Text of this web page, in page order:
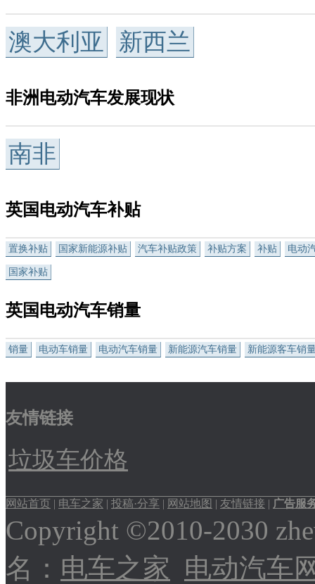
澳大利亚 新西兰
非洲电动汽车发展现状
南非
英国电动汽车补贴
置换补贴 国家新能源补贴 汽车补贴政策 补贴方案 补贴 电动
国家补贴
英国电动汽车销量
销量 电动车销量 电动汽车销量 新能源汽车销量 新能源客车销
友情链接
垃圾车价格
网站首页 | 电车之家 | 投稿·分享 | 网站地图 | 友情链接 | 广告服
Copyright ©2010-2030
名： 电车之家 电动汽车